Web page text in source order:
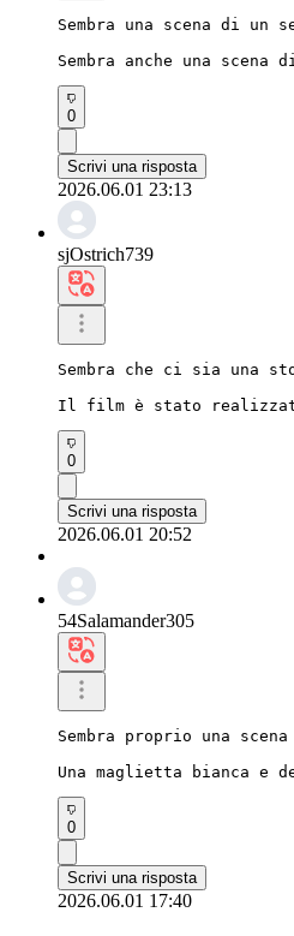
Sembra una scena di
Sembra anche una scena
0
Scrivi una risposta
2026.06.01 23:13
sjOstrich739
Sembra che ci sia una
Il film è stato
0
Scrivi una risposta
2026.06.01 20:52
54Salamander305
Sembra proprio una
Una maglietta bianca e
0
Scrivi una risposta
2026.06.01 17:40